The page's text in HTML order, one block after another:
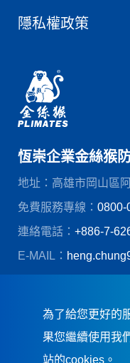
隱私權政策
恆崇企業金絲猴
地址：高雄市岡山區
免費服務專線： 0800-
連絡電話： +886-7-
E-MAIL：
為了給您更好的
果您繼續使用我
站的cookies。